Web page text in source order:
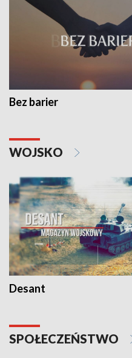
Bez barier
WOJSKO
Desant
SPOŁECZEŃSTWO